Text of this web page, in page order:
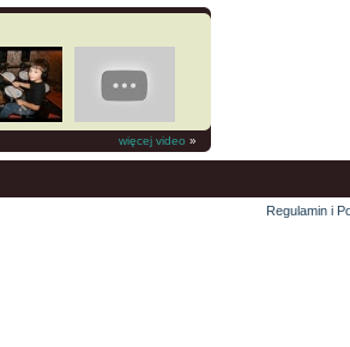
więcej video »
Regulamin i